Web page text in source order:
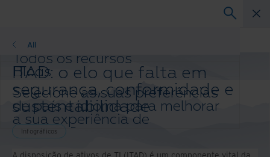
Todos os recursos
Blogs
Histórias de sucesso de clientes
Guias de soluções
Webinars
Whitepaper
All
Selecione as suas preferências
de país e idioma para melhorar
a sua experiência de
navegação.
Infográficos
ITAD: o elo que falta em
segurança, conformidade e
sustentabilidade
Infográficos